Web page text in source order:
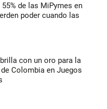
de las MiPymes en
poder cuando las
con un oro para la
Colombia en Juegos